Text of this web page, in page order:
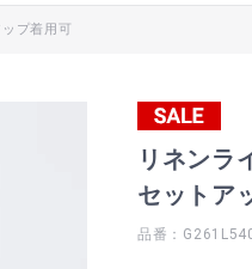
プ着用可
リネンラ
セットア
品番：